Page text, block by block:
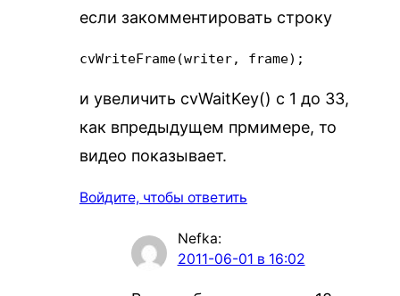
если закомментировать строку
cvWriteFrame(writer, frame);
и увеличить cvWaitKey() с 1 до 33,
как впредыдущем прмимере, то
видео показывает.
Войдите, чтобы ответить
Nefka:
2011-06-01 в 16:02